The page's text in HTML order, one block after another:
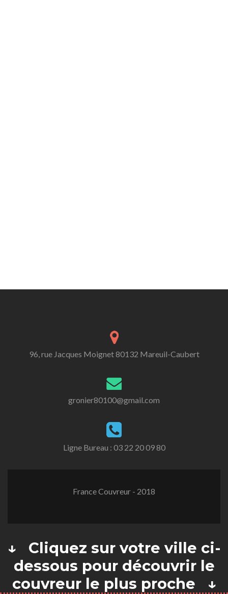
96, rue Jacques Moignet 80132 Mareuil-Caubert
gronier80100@gmail.com
Ligne Bureau : 03 22 20 09 80
France Couvreur - 2018
↓ Cliquez sur votre ville ci-
dessous pour découvrir le
couvreur le plus proche ↓